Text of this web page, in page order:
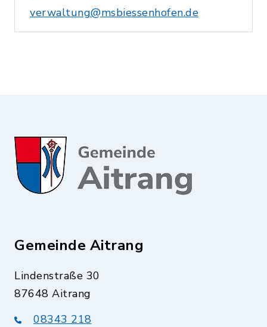
verwaltung@msbiessenhofen.de
Gemeinde Aitrang
Lindenstraße 30
87648 Aitrang
08343 218